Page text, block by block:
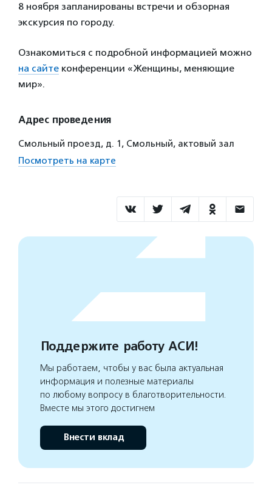
8 ноября запланированы встречи и обзорная
экскурсия по городу.
Ознакомиться с подробной информацией можно
на сайте конференции «Женщины, меняющие
мир».
Адрес проведения
Смольный проезд, д. 1, Смольный, актовый зал
Посмотреть на карте
Поддержите работу АСИ!
Мы работаем, чтобы у вас была актуальная
информация и полезные материалы
по любому вопросу в благотворительности.
Вместе мы этого достигнем
Внести вклад